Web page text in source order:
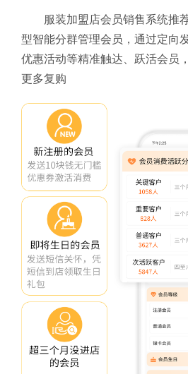
服装加盟店会员销售系统推
型智能分群管理会员，通过定向
优惠活动等精准触达、跃活会员
更多复购